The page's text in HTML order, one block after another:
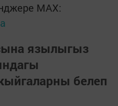
MАХ:
язылыгыз
белеп